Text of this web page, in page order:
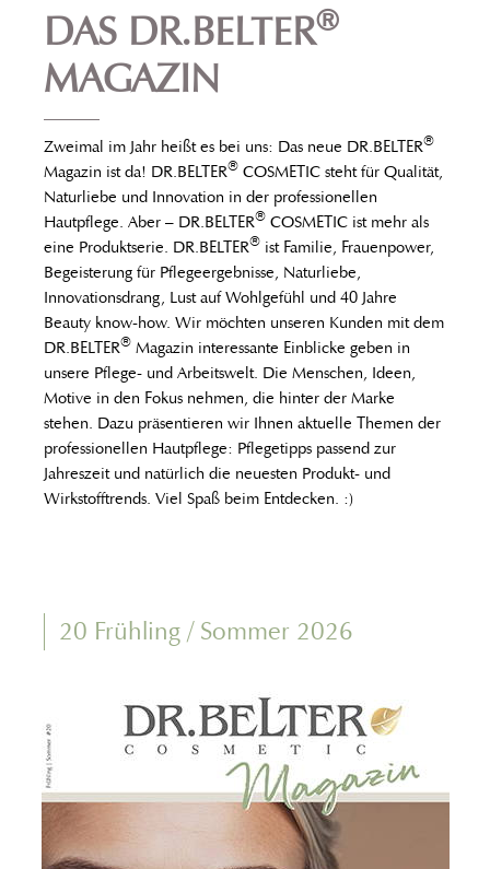
DAS DR.BELTER®
MAGAZIN
Zweimal im Jahr heißt es bei uns: Das neue DR.BELTER®
Magazin ist da! DR.BELTER® COSMETIC steht für Qualität,
Naturliebe und Innovation in der professionellen
Hautpflege. Aber – DR.BELTER® COSMETIC ist mehr als
eine Produktserie. DR.BELTER® ist Familie, Frauenpower,
Begeisterung für Pflegeergebnisse, Naturliebe,
Innovationsdrang, Lust auf Wohlgefühl und 40 Jahre
Beauty know-how. Wir möchten unseren Kunden mit dem
DR.BELTER® Magazin interessante Einblicke geben in
unsere Pflege- und Arbeitswelt. Die Menschen, Ideen,
Motive in den Fokus nehmen, die hinter der Marke
stehen. Dazu präsentieren wir Ihnen aktuelle Themen der
professionellen Hautpflege: Pflegetipps passend zur
Jahreszeit und natürlich die neuesten Produkt- und
Wirkstofftrends. Viel Spaß beim Entdecken. :)
20 Frühling / Sommer 2026